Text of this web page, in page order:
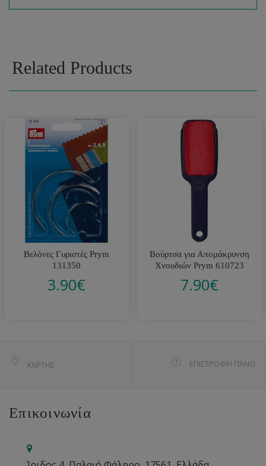
Related Products
Βελόνες Γυριστές Prym
131350
3.90€
Βούρτσα για Απομάκρυνση
Χνουδιών Prym 610723
7.90€
ΧΆΡΤΗΣ ΕΠΙΣΤΡΟΦΉ ΠΆΝΩ
Επικοινωνία